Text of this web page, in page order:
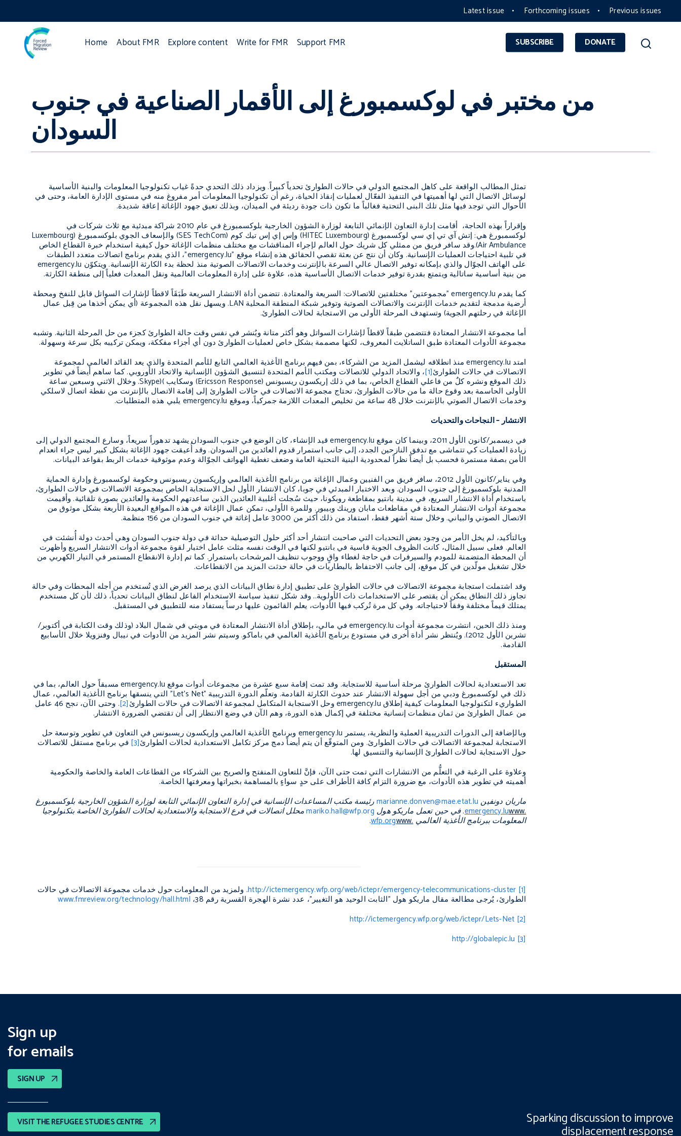
Latest issue Forthcoming issues Previous issues
SUBSCRIBE DONATE
Home About FMR Explore content Write for FMR Support FMR
من مختبر في لوكسمبورغ إلى الأقمار الصناعية في جنوب
السودان
تمثل المطالب الواقعة على كاهل المجتمع الدولي في حالات الطوارئ تحدياً كبيراً. ويزداد ذلك التحدي حدةً غياب تكنولوجيا المعلومات والبنية الأساسية
لوسائل الاتصال التي لها أهميتها في التنفيذ الفعّال لعمليات إنقاذ الحياة، رغم أن تكنولوجيا المعلومات أمر مفروغ منه في مستوى الإدارة العامة، وحتى في
الأحوال التي توجد فيها مثل تلك البنى التحتية فغالباً ما تكون ذات جودة رديئة في الميدان، وبذلك تعيق جهود الإغاثة إعاقة شديدة.
وإقراراً بهذه الحاجة، أقامت إدارة التعاون الإنمائي التابعة لوزارة الشؤون الخارجية بلوكسمبورغ في عام 2010 شراكة مبدئية مع ثلاث شركات في
لوكسمبورغ هي: إتش آي تي إي سي لوكسمبورغ (HITEC Luxembourg) وإس إي إس تيك كوم (SES TechCom) والإسعاف الجوي بلوكسمبورغ (Luxembourg
Air Ambulance).وقد سافر فريق من ممثلي كل شريك حول العالم لإجراء المناقشات مع مختلف منظمات الإغاثة حول كيفية استخدام خبرة القطاع الخاص
في تلبية احتياجات العمليات الإنسانية. وكان أن نتج عن بعثة تقصي الحقائق هذه إنشاء موقع "emergency.lu"، الذي يقدم برنامج اتصالات متعدد الطبقات
على الهاتف الجوّال والذي بإمكانه توفير الاتصال عالي السرعة بالإنترنت وخدمات الاتصالات الصوتية منذ لحظة بدء الكارثة الإنسانية. ويتكوّن emergency.lu
من بنية أساسية ساتالية ويتمتع بقدرة توفير خدمات الاتصال الأساسية هذه، علاوة على إدارة المعلومات العالمية ونقل المعدات فعلياً إلى منطقة الكارثة.
كما يقدم emergency.lu"مجموعتين" مختلفتين للاتصالات: السريعة والمعتادة. تتضمن أداة الانتشار السريعة طَبَقَاً لاقطاً لإشارات السواتل قابل للنفخ ومحطة
أرضية مدمجة لتقديم خدمات الإنترنت والاتصالات الصوتية وتوفير شبكة المنطقة المحلية LAN. ويسهل نقل هذه المجموعة (أي يمكن أخذها من قِبل عمال
الإغاثة في رحلتهم الجوية) وتستهدف المرحلة الأولى من الاستجابة لحالات الطوارئ.
أما مجموعة الانتشار المعتادة فتتضمن طبقاً لاقطاً لإشارات السواتل وهو أكثر متانة ويُنشر في نفس وقت حالة الطوارئ كجزء من حل المرحلة الثانية. وتشبه
مجموعة الأدوات المعتادة طبق الساتلايت المعروف، لكنها مصممة بشكل خاص لعمليات الطوارئ دون أي أجزاء مفككة، ويمكن تركيبه بكل سرعة وسهولة.
امتد emergency.luمنذ انطلاقه ليشمل المزيد من الشركاء، بمن فيهم برنامج الأغذية العالمي التابع للأمم المتحدة والذي يعد القائد العالمي لمجموعة
الاتصالات في حالات الطوارئ[1]، والاتحاد الدولي للاتصالات ومكتب الأمم المتحدة لتنسيق الشؤون الإنسانية والاتحاد الأوروبي. كما ساهم أيضاً في تطوير
ذلك الموقع ونشره كلٌ من فاعلي القطاع الخاص، بما في ذلك إريكسون ريسبونس (Ericsson Response) وسكايب(
Skype). وخلال الاثني وسبعين ساعة
الأولى الحاسمة بعد وقوع حالة ما من حالات الطوارئ، تحتاج مجموعة الاتصالات في حالات الطوارئ إلى إقامة الاتصال بالإنترنت من نقطة اتصال لاسلكي
وخدمات الاتصال الصوتي بالإنترنت خلال 48 ساعة من تخليص المعدات اللازمة جمركياً، وموقع emergency.lu يلبي هذه المتطلبات.
الانتشار – النجاحات والتحديات
في ديسمبر/كانون الأول 2011، وبينما كان موقع
emergency.luقيد الإنشاء، كان الوضع في جنوب السودان يشهد تدهوراً سريعاً، وسارع المجتمع الدولي إلى
زيادة العمليات كي تتماشى مع تدفق النازحين الجدد، إلى جانب استمرار قدوم العائدين من السودان. وقد أُعيقت جهود الإغاثة بشكل كبير ليس جراء انعدام
الأمن بصفة مستمرة فحسب بل أيضاً نظراً لمحدودية البنية التحتية العامة وضعف تغطية الهواتف الجوّالة وعدم موثوقية خدمات الربط بقواعد البيانات.
وفي يناير/كانون الأول 2012، سافر فريق من الفنيين وعمال الإغاثة من برنامج الأغذية العالمي وإريكسون ريسبونس وحكومة لوكسمبورغ وإدارة الحماية
المدنية بلوكسمبورغ إلى جنوب السودان. وبعد الاختبار المبدئي في جوبا، كان الانتشار الأول لحل الاستجابة الخاص بمجموعة الاتصالات في حالات الطوارئ،
باستخدام أداة الانتشار السريع، في مدينة بانتيو بمقاطعة روبكونا، حيث سُجلت أغلبية العائدين الذين ساعدتهم الحكومة والعائدين بصورة تلقائية. وأقيمت
مجموعة أدوات الانتشار المعتادة في مقاطعات مابان ورينك وبيبور. وللمرة الأولى، تمكن عمال الإغاثة في هذه المواقع البعيدة الأربعة بشكل موثوق من
الاتصال الصوتي والبياني. وخلال ستة أشهر فقط، استفاد من ذلك أكثر من 3000 عامل إغاثة في جنوب السودان من 156 منظمة.
وبالتأكيد، لم يخل الأمر من وجود بعض التحديات التي صاحبت انتشار أحد أكثر حلول التوصيلية حداثة في دولة جنوب السودان وهي أحدث دولة أُنشئت في
العالم. فعلى سبيل المثال، كانت الظروف الجوية قاسية في بانتيو لكنها في الوقت نفسه مثلت عامل اختبار لقوة مجموعة أدوات الانتشار السريع وأظهرت
أن المحطة المتضمنة للمودم والسيرفرات في حاجة لغطاء واقٍ ووجوب تنظيف المرشحات باستمرار. كما تم إدارة الانقطاع المستمر في التيار الكهربي من
خلال تشغيل مولّدين في كل موقع، إلى جانب الاحتفاظ بالبطاريات في حالة حدثت المزيد من الانقطاعات.
وقد اشتملت استجابة مجموعة الاتصالات في حالات الطوارئ على تطبيق إدارة نطاق البيانات الذي يرصد الغرض الذي تُستخدم من أجله المحطات وفي حالة
تجاوز ذلك النطاق يمكن أن يقتصر على الاستخدامات ذات الأولوية.. وقد شكل تنفيذ سياسة الاستخدام الفاعل لنطاق البيانات تحدياً، ذلك لأن كل مستخدم
يمتلك قيماً مختلفة وفقاً لاحتياجاته. وفي كل مرة تُركب فيها الأدوات، يعلم القائمون عليها درساً يستفاد منه للتطبيق في المستقبل.
ومنذ ذلك الحين، انتشرت مجموعة أدوات emergency.luفي مالي، بإطلاق أداة الانتشار المعتادة في موبتي في شمال البلاد (وذلك وقت الكتابة في أكتوبر/
تشرين الأول 2012). ويُنتظر نشر أداة أخرى في مستودع برنامج الأغذية العالمي في باماكو. وسيتم نشر المزيد من الأدوات في نيبال وفنزويلا خلال الأسابيع
القادمة.
المستقبل
تعد الاستعدادية لحالات الطوارئ مرحلة أساسية للاستجابة. وقد تمت إقامة سبع عشرة من مجموعات أدوات موقع emergency.luمسبقاً حول العالم، بما في
ذلك في لوكسمبورغ ودبي من أجل سهولة الانتشار عند حدوث الكارثة القادمة. وتعلّم الدورة التدريبية "Let's Net" التي ينسقها برنامج الأغذية العالمي، عمال
الطواريء لتكنولوجيا المعلومات كيفية إطلاق emergency.luوحل الاستجابة المتكامل لمجموعة الاتصالات في حالات الطوارئ[2] . وحتى الآن، نجح 46 عامل
من عمال الطوارئ من ثمان منظمات إنسانية مختلفة في إكمال هذه الدورة، وهم الآن في وضع الانتظار إلى أن تقتضي الضرورة الانتشار.
وبالإضافة إلى الدورات التدريبية العملية والنظرية، يستمر emergency.lu وبرنامج الأغذية العالمي وإريكسون ريسبونس في التعاون في تطوير وتوسعة حل
الاستجابة لمجموعة الاتصالات في حالات الطوارئ. ومن المتوقّع أن يتم أيضاً دمج مركز تكامل الاستعدادية لحالات الطوارئ[3] في برنامج مستقل للاتصالات
حول الاستجابة لحالات الطوارئ الإنسانية والتنسيق لها.
وعلاوة على الرغبة في التعلُّم من الانتشارات التي تمت حتى الآن، فإنَّ للتعاون المنفتح والصريح بين الشركاء من القطاعات العامة والخاصة والحكومية
أهميته في تطوير هذه الأدوات، مع ضرورة التزام كافة الأطراف على حدٍ سواءٍ بالمساهمة بخبراتها ومعرفتها الخاصة.
ماريان دونفين marianne.donven@mae.etat.luرئيسة مكتب المساعدات الإنسانية في إدارة التعاون الإنمائي التابعة لوزارة الشؤون الخارجية بلوكسمبورغ
www.
emergency.lu
.في حين تعمل ماريكو هول mariko.hall@wfp.orgمحلل اتصالات في فرع الاستجابة والاستعدادية لحالات الطوارئ الخاصة بتكنولوجيا
المعلومات ببرنامج الأغذية العالميwww.
wfp.org
.
[1]
http://ictemergency.wfp.org/web/ictepr/emergency-telecommunications-cluster. ولمزيد من المعلومات حول خدمات مجموعة الاتصالات في حالات
الطوارئ، يُرجى مطالعة مقال ماريكو هول "الثابت الوحيد هو التغيير"، عدد نشرة الهجرة القسرية رقم 38،
www.fmreview.org/technology/hall.html
[2]
http://ictemergency.wfp.org/web/ictepr/Lets-Net
[3]
http://globalepic.lu
Sign up
for emails
SIGN UP
VISIT THE REFUGEE STUDIES CENTRE Sparking discussion to improve
displacement response